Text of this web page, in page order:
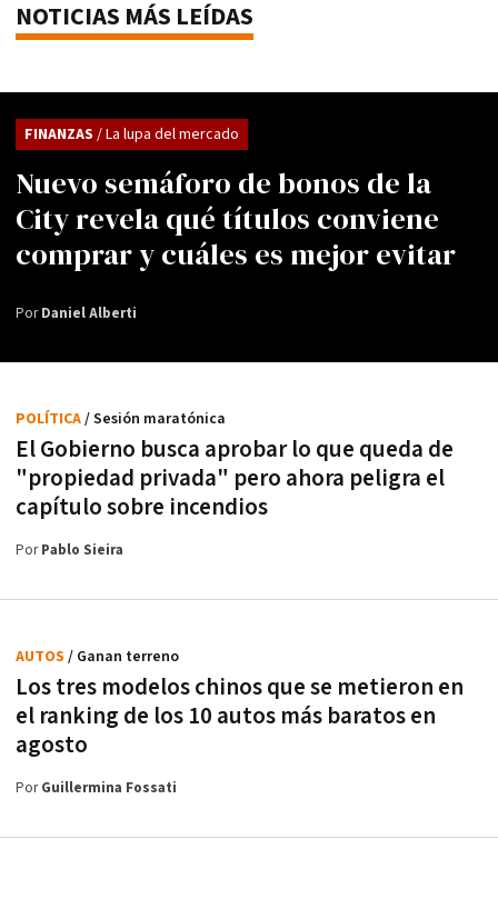
NOTICIAS MÁS LEÍDAS
Nuevo semáforo de bonos de la
City revela qué títulos conviene
comprar y cuáles es mejor evitar
FINANZAS / La lupa del mercado
PorDaniel Alberti
El Gobierno busca aprobar lo que queda de
"propiedad privada" pero ahora peligra el
capítulo sobre incendios
POLÍTICA/ Sesión maratónica
PorPablo Sieira
Los tres modelos chinos que se metieron en
el ranking de los 10 autos más baratos en
agosto
AUTOS / Ganan terreno
PorGuillermina Fossati